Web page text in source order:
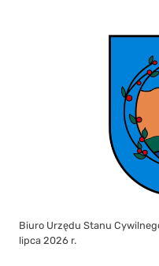
Biuro Urzędu Stanu
lipca 2026 r.